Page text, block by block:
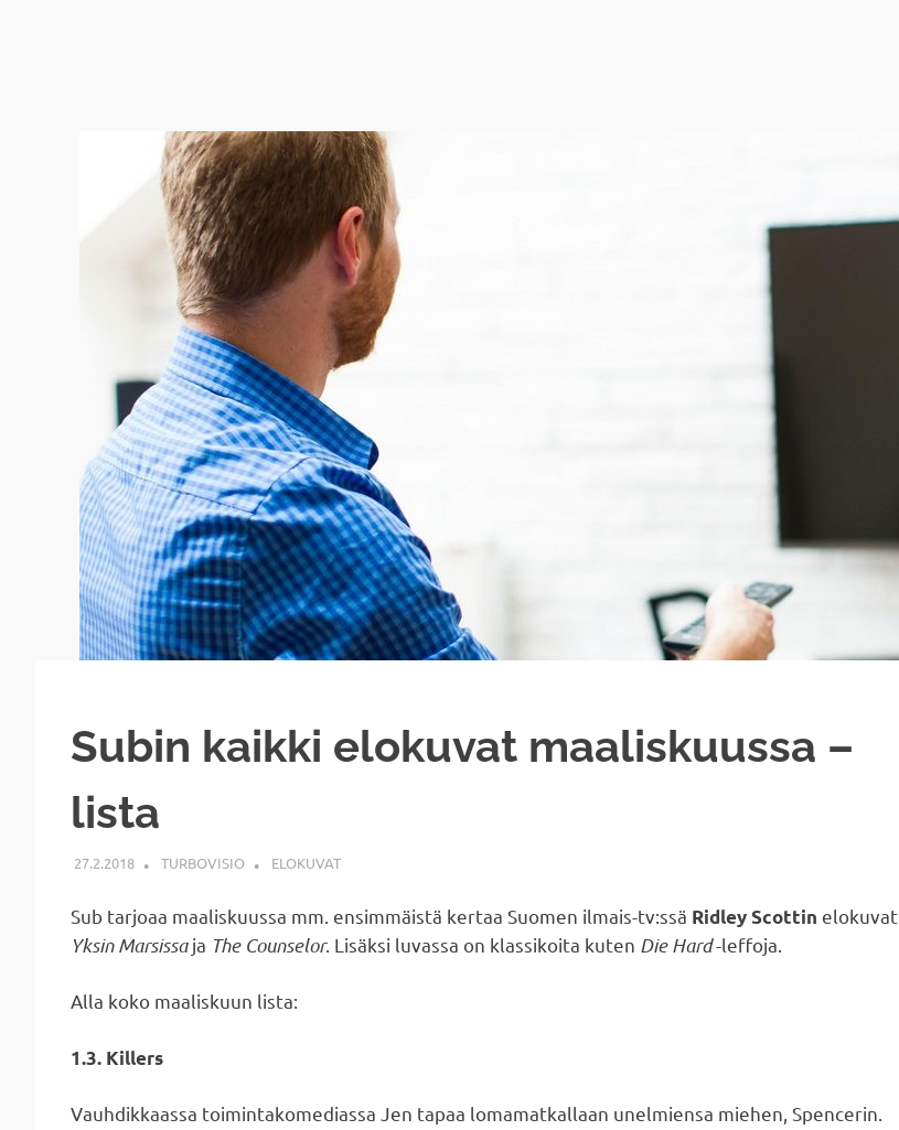
Subin kaikki elokuvat maaliskuussa –
lista
27.2.2018 TURBOVISIO ELOKUVAT
Sub tarjoaa maaliskuussa mm. ensimmäistä kertaa Suomen ilmais-tv:ssä Ridley Scottin elokuvat
Yksin Marsissaja The Counselor. Lisäksi luvassa on klassikoita kuten Die Hard-leffoja.
Alla koko maaliskuun lista:
1.3. Killers
Vauhdikkaassa toimintakomediassa Jen tapaa lomamatkallaan unelmiensa miehen, Spencerin.